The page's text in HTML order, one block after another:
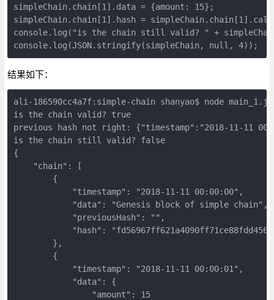
simpleChain.chain[1].data = {amount: 15};
simpleChain.chain[1].hash =
console.log("is the chain still valid? " +
结果如下：
ali-186590cc4a7f:simple-chain shanyao$ node
is the chain valid? true
previous hash not right: {"timestamp":"2018-11-11
is the chain still valid? false
{
    "chain": [
        {
            "timestamp": "2018-11-11 00:00:00",
            "data": "Genesis block of simple chain",
            "previousHash": "",
"hash":
        },
        {
            "timestamp": "2018-11-11 00:00:01",
            "data": {
                "amount": 15